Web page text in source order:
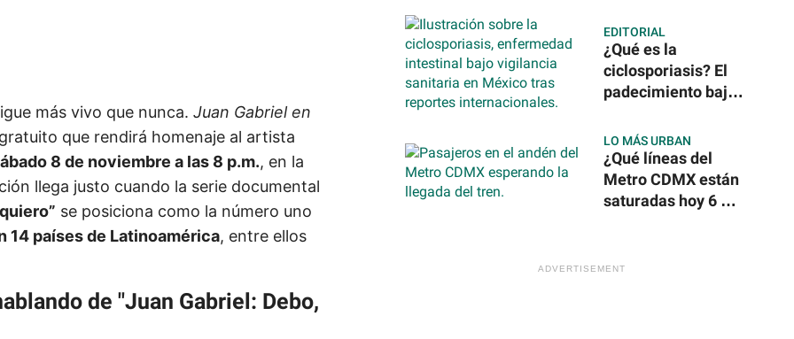
más vivo que nunca. Juan Gabriel en
que rendirá homenaje al artista
8 de noviembre a las 8 p.m., en la
llega justo cuando la serie documental
se posiciona como la número uno
14 países de Latinoamérica, entre ellos
de "Juan Gabriel: Debo,
del ICE
EDITORIAL
¿Qué es la
ciclosporiasis? El
padecimiento bajo
en México tras
reportes
internacionales
LO MÁS URBAN
¿Qué líneas del
Metro CDMX están
saturadas hoy 6 de